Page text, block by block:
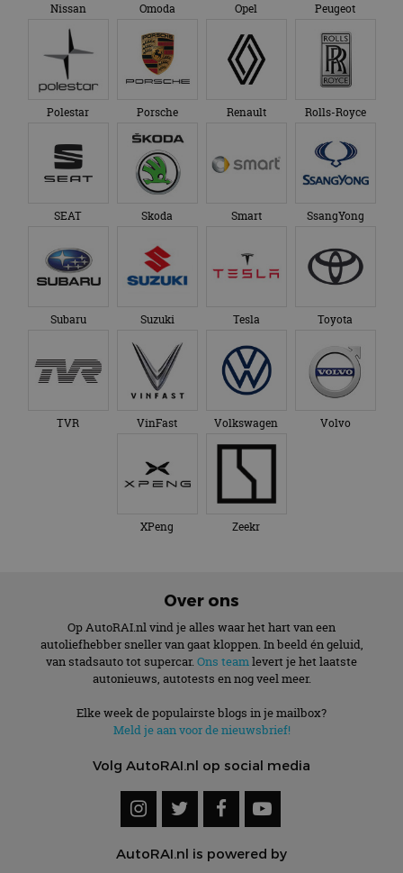
Nissan Omoda Opel Peugeot
Polestar Porsche Renault Rolls-Royce
SEAT Skoda Smart SsangYong
Subaru Suzuki Tesla Toyota
TVR VinFast Volkswagen Volvo
XPeng Zeekr
Over ons
Op AutoRAI.nl vind je alles waar het hart van een
autoliefhebber sneller van gaat kloppen. In beeld én geluid,
van stadsauto tot supercar. Ons teamlevert je het laatste
autonieuws, autotests en nog veel meer.
Elke week de populairste blogs in je mailbox?
Meld je aan voor de nieuwsbrief!
Volg AutoRAI.nl op social media
AutoRAI.nl is powered by